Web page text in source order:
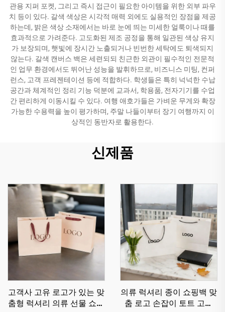
관용 지퍼 포켓, 그리고 즉시 접근이 필요한 아이템을 위한 외부 파우
치 등이 있다. 갈색 색상은 시각적 매력 외에도 실용적인 장점을 제공
하는데, 밝은 색상 소재에서는 바로 눈에 띄는 미세한 얼룩이나 때를
효과적으로 가려준다. 고도화된 제조 공정을 통해 일관된 색상 유지
가 보장되며, 햇빛에 장시간 노출되거나 빈번한 세탁에도 퇴색되지
않는다. 갈색 캔버스 백은 세련되되 친근한 외관이 필수적인 전문적
인 업무 환경에서도 뛰어난 성능을 발휘하므로, 비즈니스 미팅, 컨퍼
런스, 고객 프레젠테이션 등에 적합하다. 학생들은 특히 넉넉한 수납
공간과 체계적인 정리 기능 덕분에 교과서, 학용품, 전자기기를 수업
간 편리하게 이동시킬 수 있다. 여행 애호가들은 가벼운 무게와 확장
가능한 수용력을 높이 평가하며, 주말 나들이부터 장기 여행까지 이
상적인 동반자로 활용한다.
신제품
고객사 고유 로고가 있는 맞
춤형 럭셔리 의류 선물 쇼핑
의류 럭셔리 종이 쇼핑백 맞
춤 로고 손잡이 토트 고급